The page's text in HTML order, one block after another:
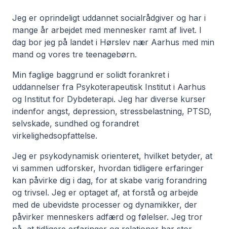
Jeg er oprindeligt uddannet socialrådgiver og har i
mange år arbejdet med mennesker ramt af livet. I
dag bor jeg på landet i Hørslev nær Aarhus med min
mand og vores tre teenagebørn.
Min faglige baggrund er solidt forankret i
uddannelser fra Psykoterapeutisk Institut i Aarhus
og Institut for Dybdeterapi. Jeg har diverse kurser
indenfor angst, depression, stressbelastning, PTSD,
selvskade, sundhed og forandret
virkelighedsopfattelse.
Jeg er psykodynamisk orienteret, hvilket betyder, at
vi sammen udforsker, hvordan tidligere erfaringer
kan påvirke dig i dag, for at skabe varig forandring
og trivsel. Jeg er optaget af, at forstå og arbejde
med de ubevidste processer og dynamikker, der
påvirker menneskers adfærd og følelser. Jeg tror